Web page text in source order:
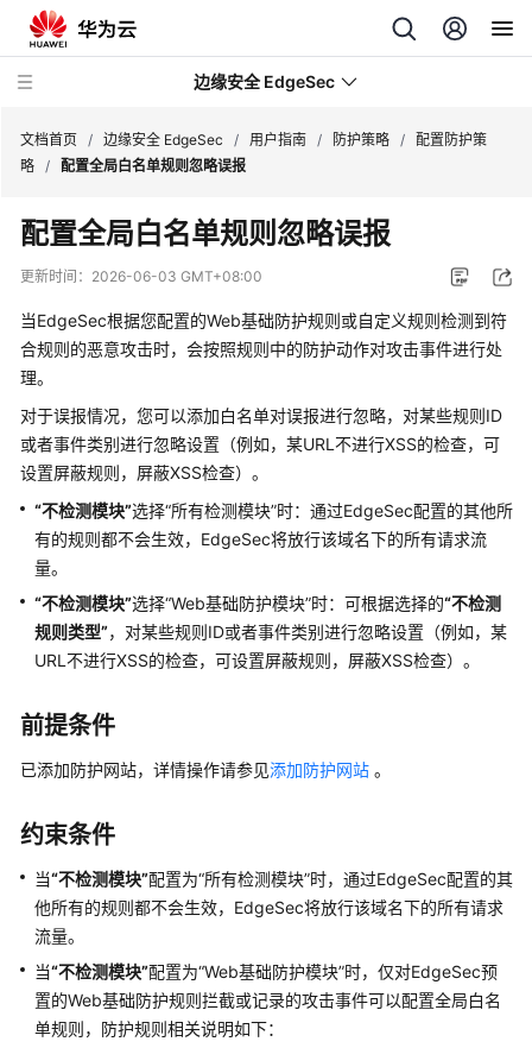
边缘安全 EdgeSec
最
新
动
产
绍
计
费
说
明
快
速
入
户
南
创
建
用
户
组
并
授
文档首页 / 边缘安全 EdgeSec / 用户指南 / 防护策略 /
配置防护策
略 / 配置全局白名单规则忽略误报
配置全局白名单规则忽略误报
更新时间： 2026-06-03 GMT+08:00
当EdgeSec根据您配置的Web基础防护规则或自定义规则检测到符
合规则的恶意攻击时，会按照规则中的防护动作对攻击事件进行处
理。
对于误报情况，您可以添加白名单对误报进行忽略，对某些规则ID
或者事件类别进行忽略设置（例如，某URL不进行XSS的检查，可
设置屏蔽规则，屏蔽XSS检查）。
“不检测模块”选择“所有检测模块”时：通过EdgeSec配置的其他所
有的规则都不会生效，EdgeSec将放行该域名下的所有请求流
量。
“不检测模块”选择“Web基础防护模块”时：可根据选择的“不检测
规则类型”，对某些规则ID或者事件类别进行忽略设置（例如，某
URL不进行XSS的检查，可设置屏蔽规则，屏蔽XSS检查）。
前提条件
已添加防护网站，详情操作请参见添加防护网站 。
约束条件
当“不检测模块”配置为“所有检测模块”时，通过EdgeSec配置的其
他所有的规则都不会生效，EdgeSec将放行该域名下的所有请求
流量。
当“不检测模块”配置为“Web基础防护模块”时，仅对EdgeSec预
置的Web基础防护规则拦截或记录的攻击事件可以配置全局白名
单规则，防护规则相关说明如下：